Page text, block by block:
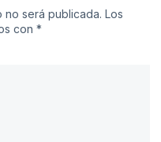
será publicada. Los
con *